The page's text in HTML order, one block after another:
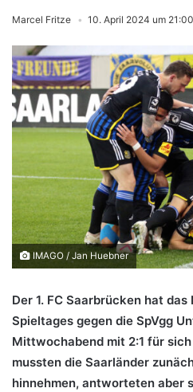
Marcel Fritze 10. April 2024 um
IMAGO / Jan Huebner
Der 1. FC Saarbrücken hat
Spieltages gegen die SpVgg
Mittwochabend mit 2:1 für
mussten die Saarländer
hinnehmen, antworteten aber